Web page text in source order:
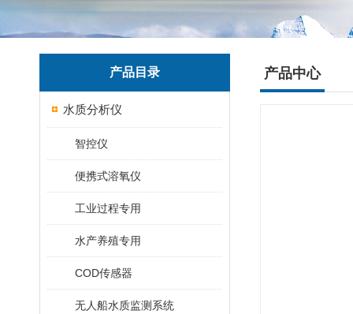
产品目录
水质分析仪
智控仪
便携式溶氧仪
工业过程专用
水产养殖专用
COD传感器
无人船水质监测系统
产品中心